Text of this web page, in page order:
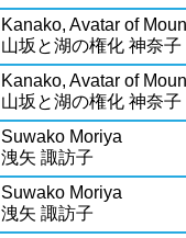
Kanako, Avatar of
山坂と湖の権化 神奈子
Kanako, Avatar of
山坂と湖の権化 神奈子
Suwako Moriya
洩矢 諏訪子
Suwako Moriya
洩矢 諏訪子